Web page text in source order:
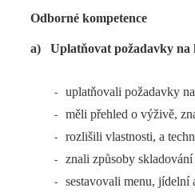
Odborné kompetence
a) Uplatňovat požadavky na
- uplatňovali požadavky
- měli přehled o výživě,
- rozlišili vlastnosti, a
- znali způsoby
- sestavovali menu,